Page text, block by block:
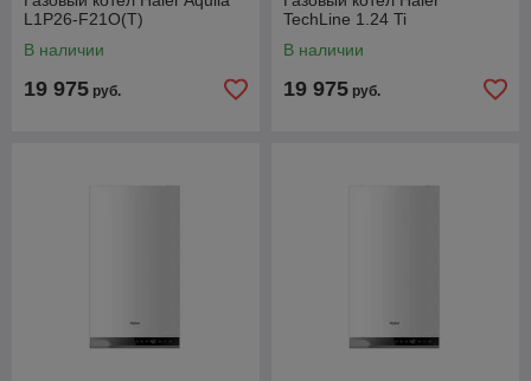
L1P26-F21O(T)
В наличии
19 975 руб.
TechLine 1.24 Ti
В наличии
19 975 руб.